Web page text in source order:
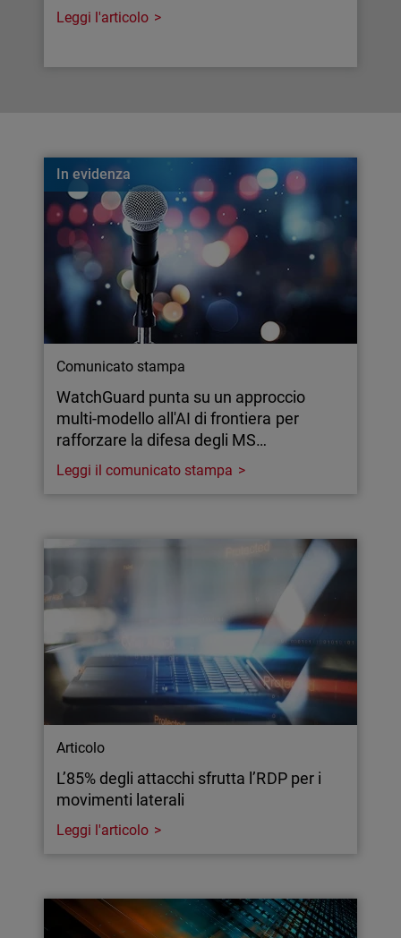
Leggi l'articolo
In evidenza
Comunicato stampa
WatchGuard punta su un approccio
multi-modello all'AI di frontiera per
rafforzare la difesa degli MS…
Leggi il comunicato stampa
Articolo
L’85% degli attacchi sfrutta l’RDP per i
movimenti laterali
Leggi l'articolo